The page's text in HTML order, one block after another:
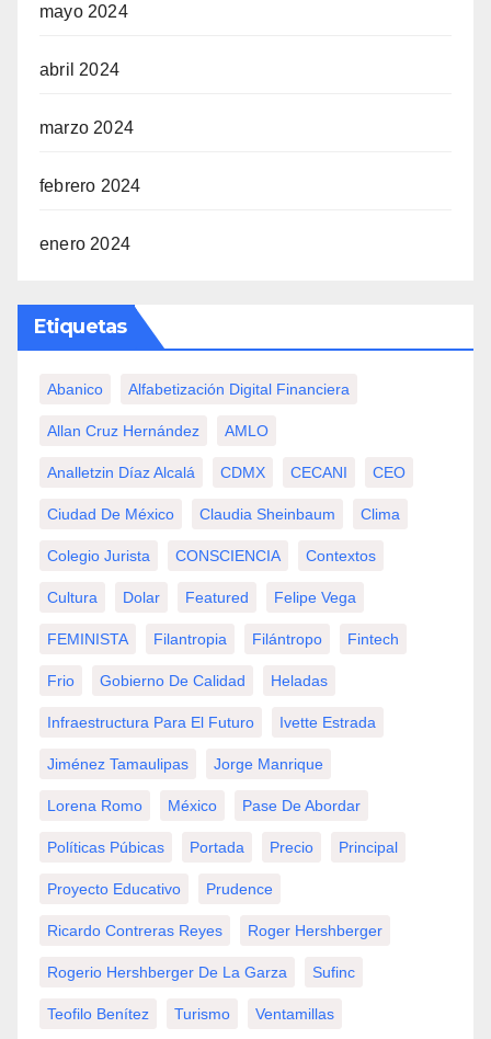
mayo 2024
abril 2024
marzo 2024
febrero 2024
enero 2024
Etiquetas
Abanico Alfabetización Digital Financiera
Allan Cruz Hernández AMLO
Analletzin Díaz Alcalá CDMX CECANI CEO
Ciudad De México Claudia Sheinbaum Clima
Colegio Jurista CONSCIENCIA Contextos
Cultura Dolar Featured Felipe Vega
FEMINISTA Filantropia Filántropo Fintech
Frio Gobierno De Calidad Heladas
Infraestructura Para El Futuro Ivette Estrada
Jiménez Tamaulipas Jorge Manrique
Lorena Romo México Pase De Abordar
Políticas Púbicas Portada Precio Principal
Proyecto Educativo Prudence
Ricardo Contreras Reyes Roger Hershberger
Rogerio Hershberger De La Garza Sufinc
Teofilo Benítez Turismo Ventamillas